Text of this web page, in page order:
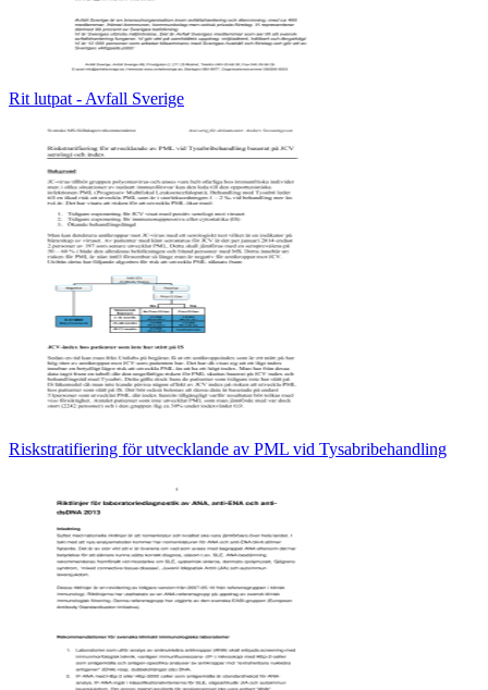
Rit lutpat - Avfall Sverige
Riskstratifiering för utvecklande av PML vid Tysabribehandling